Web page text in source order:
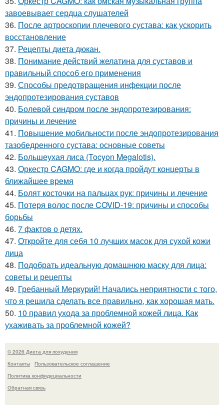
завоевывает сердца слушателей
36. После артроскопии плечевого сустава: как ускорить
восстановление
37. Рецепты диета дюкан.
38. Понимание действий желатина для суставов и
правильный способ его применения
39. Способы предотвращения инфекции после
эндопротезирования суставов
40. Болевой синдром после эндопротезирования:
причины и лечение
41. Повышение мобильности после эндопротезирования
тазобедренного сустава: основные советы
42. Большеухая лиса (Tocyon Megalotis).
43. Оркестр CAGMO: где и когда пройдут концерты в
ближайшее время
44. Болят косточки на пальцах рук: причины и лечение
45. Потеря волос после COVID-19: причины и способы
борьбы
46. 7 фактов о детях.
47. Откройте для себя 10 лучших масок для сухой кожи
лица
48. Подобрать идеальную домашнюю маску для лица:
советы и рецепты
49. Гребанный Меркурий! Начались неприятности с того,
что я решила сделать все правильно, как хорошая мать.
50. 10 правил ухода за проблемной кожей лица. Как
ухаживать за проблемной кожей?
© 2026 Диета для похудения
Контакты
Пользовательское соглашение
Политика конфидециальности
Обратная связь